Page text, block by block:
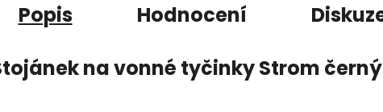
Popis Hodnocení
na vonné tyčinky Strom černý